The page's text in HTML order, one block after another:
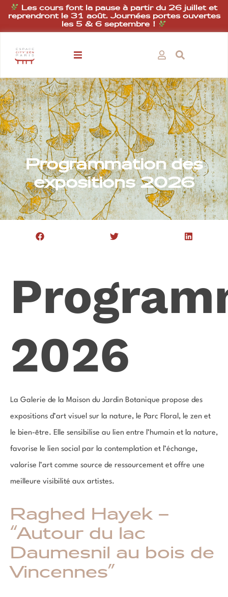
Les cours font la pause à partir du 26 juillet et
reprendront le 31 août. Journées portes ouvertes
les 5 & 6 septembre !
Programmation des
expositions 2026
2026
La Galerie de la Maison du Jardin Botanique propose des
expositions d’art visuel sur la nature, le Parc Floral, le zen et
le bien-être. Elle sensibilise au lien entre l’humain et la nature,
favorise le lien social par la contemplation et l’échange,
valorise l’art comme source de ressourcement et offre une
meilleure visibilité aux artistes.
Raghed Hayek –
“Autour du lac
Daumesnil au bois de
Vincennes”